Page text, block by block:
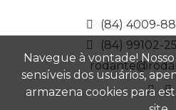
(84) 4009-
(84) 99102-
Navegue à vontade!
sensíveis dos usuários,
armazena cookies para